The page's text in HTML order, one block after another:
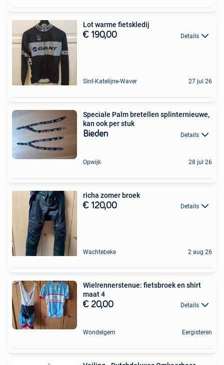
Lot warme fietskledij
€ 190,00 Details
Sint-Katelijne-Waver 27 jul 26
Speciale Palm bretellen splinternieuwe,
kan ook per stuk
Bieden Details
Opwijk 28 jul 26
richa zomer broek
€ 120,00 Details
Wachtebeke 2 aug 26
Wielrennerstenue: fietsbroek en shirt
maat 4
€ 20,00 Details
Wondelgem Eergisteren